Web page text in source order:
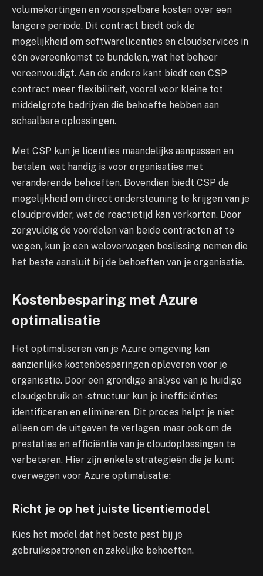
volumekortingen en voorspelbare kosten over een
langere periode. Dit contract biedt ook de
mogelijkheid om softwarelicenties en cloudservices in
één overeenkomst te bundelen, wat het beheer
vereenvoudigt. Aan de andere kant biedt een CSP
contract meer flexibiliteit, vooral voor kleine tot
middelgrote bedrijven die behoefte hebben aan
schaalbare oplossingen.
Met CSP kun je licenties maandelijks aanpassen en
betalen, wat handig is voor organisaties met
veranderende behoeften. Bovendien biedt CSP de
mogelijkheid om direct ondersteuning te krijgen van je
cloudprovider, wat de reactietijd kan verkorten. Door
zorgvuldig de voordelen van beide contracten af te
wegen, kun je een weloverwogen beslissing nemen die
het beste aansluit bij de behoeften van je organisatie.
Kostenbesparing met Azure
optimalisatie
Het optimaliseren van je Azure omgeving kan
aanzienlijke kostenbesparingen opleveren voor je
organisatie. Door een grondige analyse van je huidige
cloudgebruik en -structuur kun je inefficiënties
identificeren en elimineren. Dit proces helpt je niet
alleen om de uitgaven te verlagen, maar ook om de
prestaties en efficiëntie van je cloudoplossingen te
verbeteren. Hier zijn enkele strategieën die je kunt
overwegen voor Azure optimalisatie:
Richt je op het juiste licentiemodel
Kies het model dat het beste past bij je
gebruikspatronen en zakelijke behoeften.